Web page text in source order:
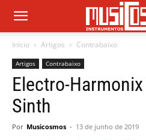
Início Artigos Contrabaixo
Artigos Contrabaixo
Electro-
Sinth
Por Musicosmos - 13 de junho de 2019